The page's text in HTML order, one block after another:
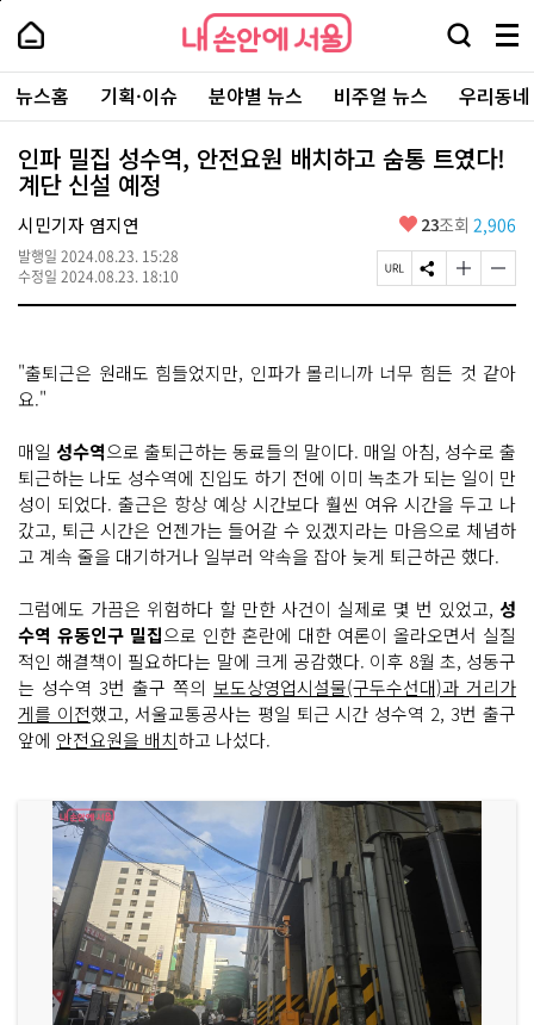
본
로
가
내
손
안
에
서
울
-
서
울
시
대
표
소
통
포
내
손
에
울
검
창
열
기
메
뉴
전
체
보
주
요
서
뉴스홈 기획·이슈 분야별 뉴스 비주얼 뉴스 우리동
인파 밀집 성수역, 안전요원 배치하고 숨통 트였다!
계단 신설 예정
시민기자 염지연
발행일 2024.08.23. 15:28
수정일 2024.08.23. 18:10
좋
요
23조회 2,906
페
이
R
L
S
N
유
하
글
자
크
게
하
기
글
자
작
게
하
기
"출퇴근은 원래도 힘들었지만, 인파가 몰리니까 너무 힘든 것 같아
요."
매일 성수역으로 출퇴근하는 동료들의 말이다. 매일 아침, 성수로 출
퇴근하는 나도 성수역에 진입도 하기 전에 이미 녹초가 되는 일이 만
성이 되었다. 출근은 항상 예상 시간보다 훨씬 여유 시간을 두고 나
갔고, 퇴근 시간은 언젠가는 들어갈 수 있겠지라는 마음으로 체념하
고 계속 줄을 대기하거나 일부러 약속을 잡아 늦게 퇴근하곤 했다.
그럼에도 가끔은 위험하다 할 만한 사건이 실제로 몇 번 있었고, 성
수역 유동인구 밀집으로 인한 혼란에 대한 여론이 올라오면서 실질
적인 해결책이 필요하다는 말에 크게 공감했다. 이후 8월 초, 성동구
는 성수역 3번 출구 쪽의 보도상영업시설물(구두수선대)과 거리가
게를 이전했고, 서울교통공사는 평일 퇴근 시간 성수역 2, 3번 출구
앞에 안전요원을 배치하고 나섰다.
페
상
단
로